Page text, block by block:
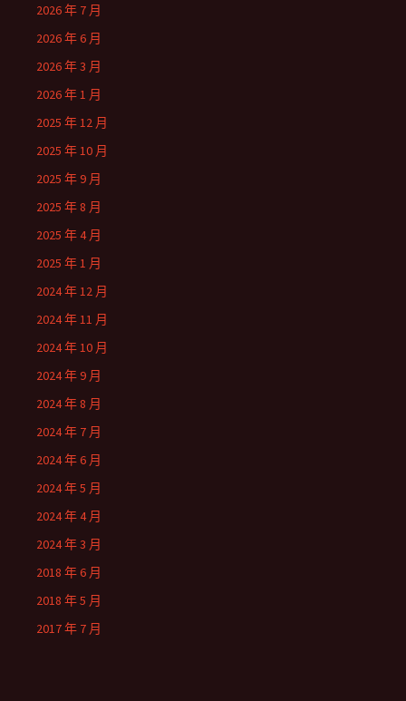
2026 年 7 月
2026 年 6 月
2026 年 3 月
2026 年 1 月
2025 年 12 月
2025 年 10 月
2025 年 9 月
2025 年 8 月
2025 年 4 月
2025 年 1 月
2024 年 12 月
2024 年 11 月
2024 年 10 月
2024 年 9 月
2024 年 8 月
2024 年 7 月
2024 年 6 月
2024 年 5 月
2024 年 4 月
2024 年 3 月
2018 年 6 月
2018 年 5 月
2017 年 7 月